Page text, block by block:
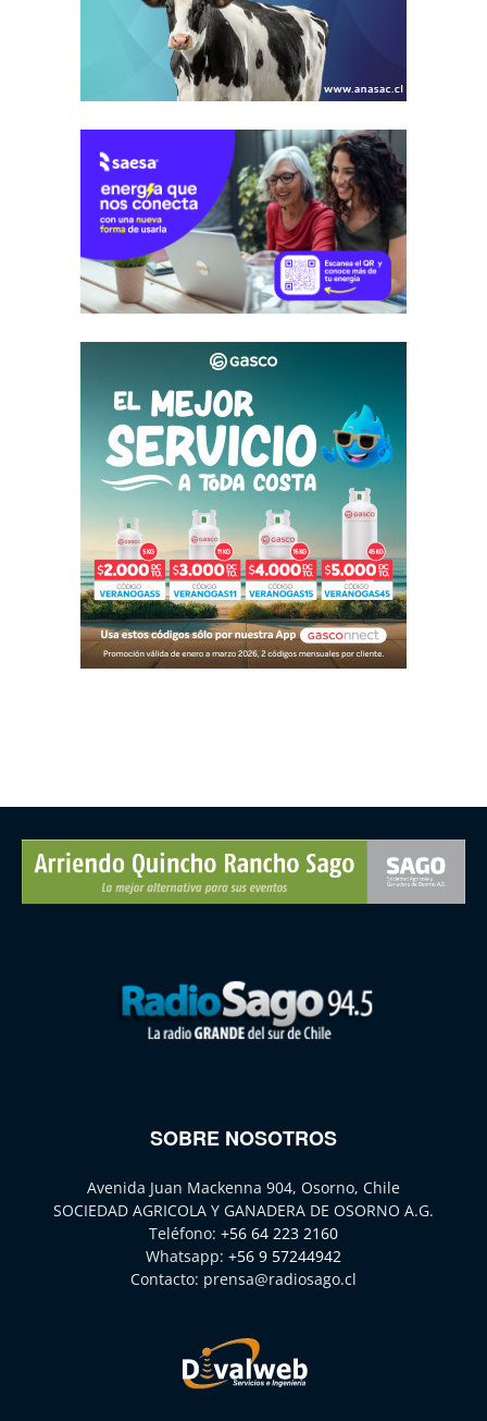
SOBRE NOSOTROS
Avenida Juan Mackenna 904, Osorno, Chile
SOCIEDAD AGRICOLA Y GANADERA DE OSORNO A.G.
Teléfono: +56 64 223 2160
Whatsapp: +56 9 57244942
Contacto: prensa@radiosago.cl